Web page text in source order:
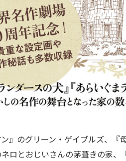
ン』のグリーン・ゲイブルズ、
ネロとおじいさんの茅葺きの家